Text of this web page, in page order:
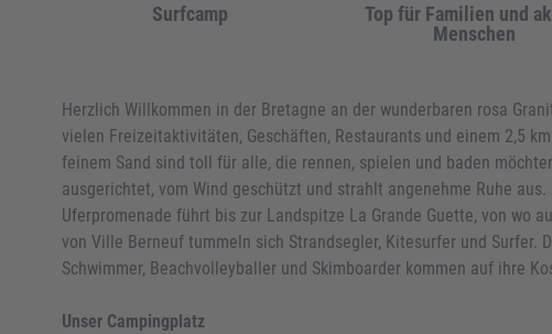
Surfcamp
Top für Familien und
Menschen
Herzlich Willkommen in der Bretagne an der wunderbaren rosa
vielen Freizeitaktivitäten, Geschäften, Restaurants und einem 2,5
feinem Sand sind toll für alle, die rennen, spielen und baden
ausgerichtet, vom Wind geschützt und strahlt angenehme Ruhe
Uferpromenade führt bis zur Landspitze La Grande Guette, von wo
von Ville Berneuf tummeln sich Strandsegler, Kitesurfer und
Schwimmer, Beachvolleyballer und Skimboarder kommen auf ihre
Unser Campingplatz